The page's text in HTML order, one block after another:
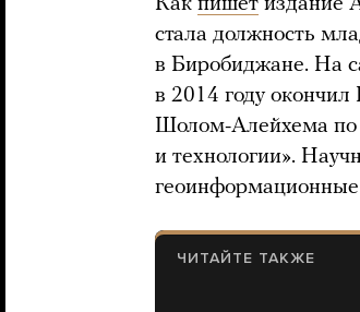
Как пишет издание
стала должность
в Биробиджане. На
в 2014 году
Шолом-Алейхема по
и технологии».
ЧИТАЙТЕ ТАКЖЕ